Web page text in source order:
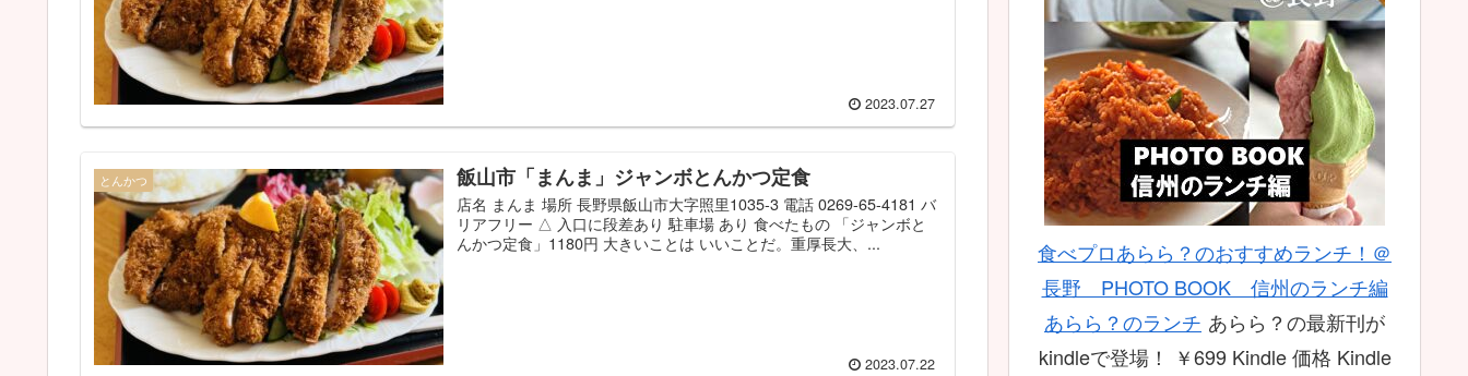
2023.07.27
とんかつ 飯山市「まんま」ジャンボとんかつ定食
店名 まんま 場所 長野県飯山市大字照里1035-3 電話 0269-65-4181 バ
リアフリー △ 入口に段差あり 駐車場 あり 食べたもの 「ジャンボと
んかつ定食」1180円 大きいことは いいことだ。重厚長大、...
2023.07.22
食べプロあらら？のおすすめランチ！＠
長野 PHOTO BOOK 信州のランチ編
あらら？のランチ あらら？の最新刊が
kindleで登場！ ￥699 Kindle 価格 Kindle